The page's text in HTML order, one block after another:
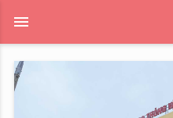
menu